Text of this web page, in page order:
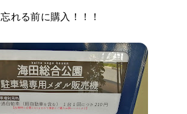
忘れる前に購入！！！